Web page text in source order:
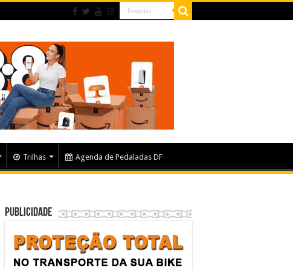
Trilhas Agenda de Pedaladas DF
Publicidade